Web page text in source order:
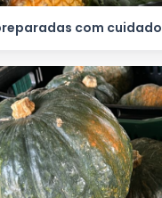
com cuidado